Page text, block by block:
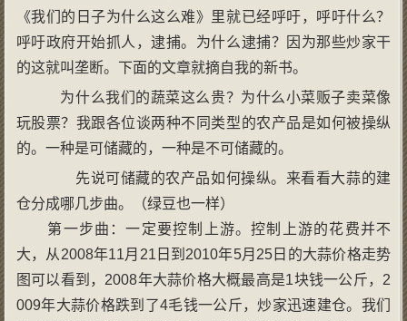
《我们的日子为什么这么难》里就已经呼吁，呼吁什么？
呼吁政府开始抓人，逮捕。为什么逮捕？因为那些炒家干
的这就叫垄断。下面的文章就摘自我的新书。
为什么我们的蔬菜这么贵？为什么小菜贩子卖菜像
玩股票？我跟各位谈两种不同类型的农产品是如何被操纵
的。一种是可储藏的，一种是不可储藏的。
先说可储藏的农产品如何操纵。来看看大蒜的建
仓分成哪几步曲。（绿豆也一样）
第一步曲：一定要控制上游。控制上游的花费并不
大，从2008年11月21日到2010年5月25日的大蒜价格走势
图可以看到，2008年大蒜价格大概最高是1块钱一公斤，2
009年大蒜价格跌到了4毛钱一公斤，炒家迅速建仓。我们